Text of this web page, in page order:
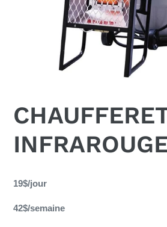
d'un
à
19$/jour
42$/semaine